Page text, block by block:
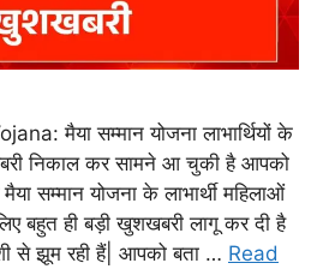
मैया सम्मान योजना लाभार्थियों के
निकाल कर सामने आ चुकी है आपको
सम्मान योजना के लाभार्थी महिलाओं
बहुत ही बड़ी खुशखबरी लागू कर दी है
से झूम रही हैं| आपको बता … Read